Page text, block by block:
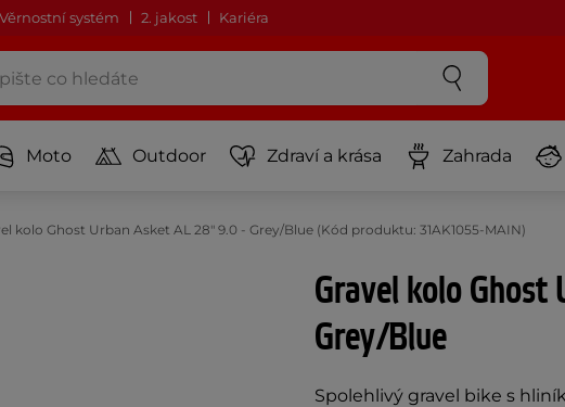
Věrnostní systém 2. jakost Kariéra
Moto Outdoor Zdraví a krása Zahrada
kolo Ghost Urban Asket AL 28" 9.0 - Grey/Blue (Kód produktu: 31AK1055-MAIN)
Gravel kolo Ghost
Grey/Blue
Spolehlivý gravel bike s